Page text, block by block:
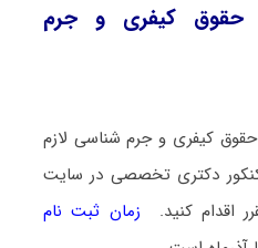
ﺣﻘﻮق کیفری و جرم
کیفری و جرم شناسی لازم
دکتری تخصصی در سایت
اقدام کنید.
زمان ثبت نام